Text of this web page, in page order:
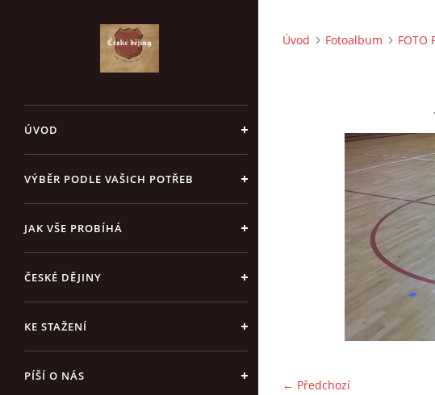
ÚVOD
VÝBĚR PODLE VAŠICH POTŘEB
JAK VŠE PROBÍHÁ
ČESKÉ DĚJINY
KE STAŽENÍ
PÍŠÍ O NÁS
Úvod Fotoalbum FOTO
← Předchozí